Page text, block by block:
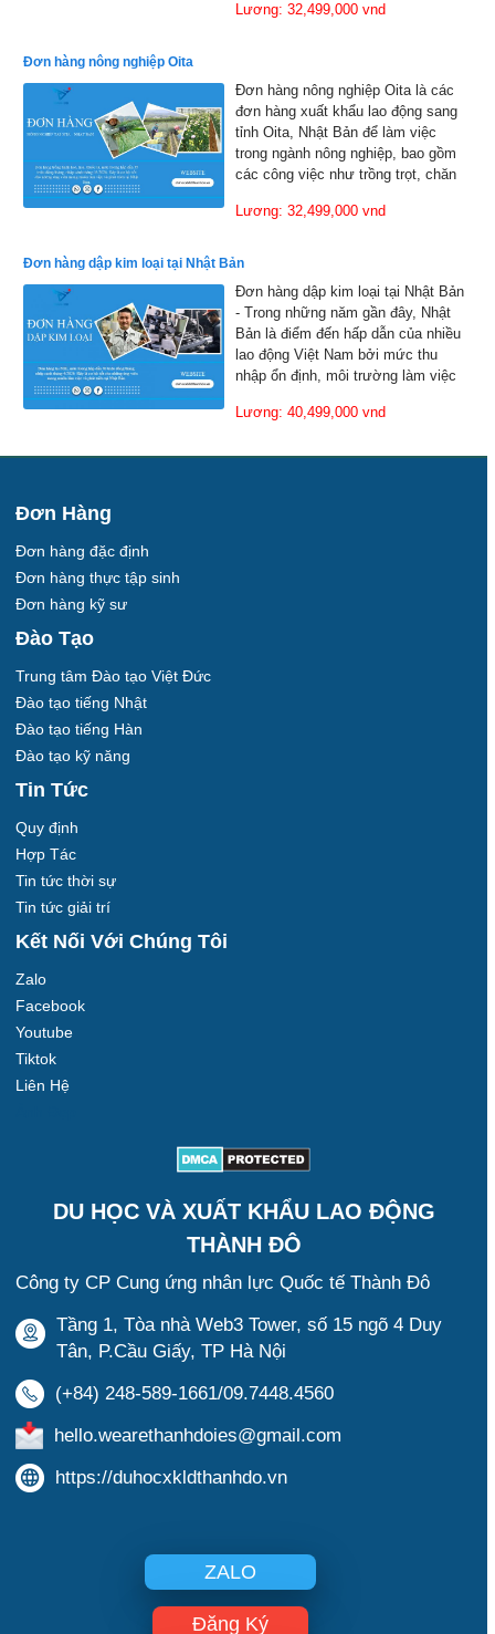
yếu làm việc trong nhà kính hoặc
Lương: 32,499,000 vnd
Đơn hàng nông nghiệp Oita
Đơn hàng nông nghiệp Oita là các
đơn hàng xuất khẩu lao động sang
tỉnh Oita, Nhật Bản để làm việc
trong ngành nông nghiệp, bao gồm
các công việc như trồng trọt, chăn
Lương: 32,499,000 vnd
Đơn hàng dập kim loại tại Nhật Bản
Đơn hàng dập kim loại tại Nhật Bản
- Trong những năm gần đây, Nhật
Bản là điểm đến hấp dẫn của nhiều
lao động Việt Nam bởi mức thu
nhập ổn định, môi trường làm việc
năng nghề nghiệp tiên tiến
Lương: 40,499,000 vnd
Đơn Hàng
Đơn hàng đặc định
Đơn hàng thực tập sinh
Đơn hàng kỹ sư
Đào Tạo
Trung tâm Đào tạo Việt Đức
Đào tạo tiếng Nhật
Đào tạo tiếng Hàn
Đào tạo kỹ năng
Tin Tức
Quy định
Hợp Tác
Tin tức thời sự
Tin tức giải trí
Kết Nối Với Chúng Tôi
Zalo
Facebook
Youtube
Tiktok
Liên Hệ
DU HỌC VÀ XUẤT KHẨU LAO ĐỘNG
THÀNH ĐÔ
Công ty CP Cung ứng nhân lực Quốc tế Thành Đô
Tầng 1, Tòa nhà Web3 Tower, số 15 ngõ 4 Duy
Tân, P.Cầu Giấy, TP Hà Nội
(+84) 248-589-1661/09.7448.4560
hello.wearethanhdoies@gmail.com
https://duhocxkldthanhdo.vn
ZALO
Đăng Ký